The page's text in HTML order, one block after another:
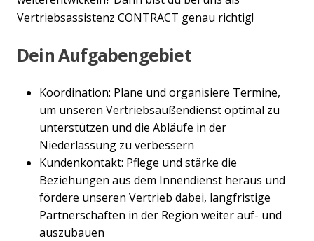
Vertriebsassistenz CONTRACT genau richtig!
Dein Aufgabengebiet
Koordination: Plane und organisiere Termine,
um unseren Vertriebsaußendienst optimal zu
unterstützen und die Abläufe in der
Niederlassung zu verbessern
Kundenkontakt: Pflege und stärke die
Beziehungen aus dem Innendienst heraus und
fördere unseren Vertrieb dabei, langfristige
Partnerschaften in der Region weiter auf- und
auszubauen